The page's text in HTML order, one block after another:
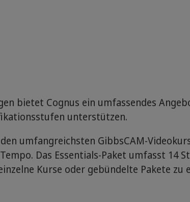
bietet Cognus ein umfassendes
unterstützen.
umfangreichsten GibbsCAM-
Das Essentials-Paket umfasst 14
Kurse oder gebündelte Pakete zu